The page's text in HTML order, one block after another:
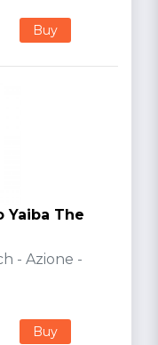
Buy
Yaiba The
- Azione -
Buy